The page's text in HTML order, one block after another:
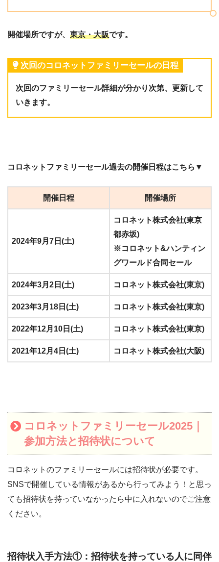
開催場所ですが、 東京・大阪です。
次回のコロネットファミリーセールの日程
次回のファミリーセール詳細が分かり次第、更新して
いきます。
コロネットファミリーセール過去の開催日程はこちら▼
開催日程 開催場所
2024年9月7日(土)
コロネット株式会社(東京
都赤坂)
※コロネット&ハンティン
グワールド合同セール
2024年3月2日(土) コロネット株式会社(東京)
2023年3月18日(土) コロネット株式会社(東京)
2022年12月10日(土) コロネット株式会社(東京)
2021年12月4日(土) コロネット株式会社(大阪)
コロネットファミリーセール2025｜
参加方法と招待状について
コロネットのファミリーセールには招待状が必要です。
SNSで開催している情報があるから行ってみよう！と思っ
ても招待状を持っていなかったら中に入れないのでご注意
ください。
招待状入手方法①：招待状を持っている人に同伴